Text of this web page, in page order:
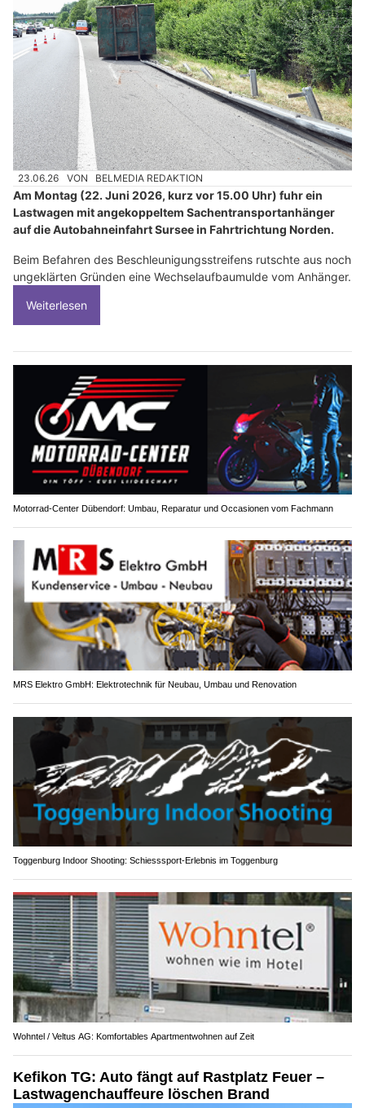
23.06.26 VON BELMEDIA REDAKTION
Am Montag (22. Juni 2026, kurz vor 15.00 Uhr) fuhr ein
Lastwagen mit angekoppeltem Sachentransportanhänger
auf die Autobahneinfahrt Sursee in Fahrtrichtung Norden.
Beim Befahren des Beschleunigungsstreifens rutschte aus noch
ungeklärten Gründen eine Wechselaufbaumulde vom Anhänger.
Weiterlesen
Motorrad-Center Dübendorf: Umbau, Reparatur und Occasionen vom Fachmann
MRS Elektro GmbH: Elektrotechnik für Neubau, Umbau und Renovation
Toggenburg Indoor Shooting: Schiesssport-Erlebnis im Toggenburg
Wohntel / Veltus AG: Komfortables Apartmentwohnen auf Zeit
Kefikon TG: Auto fängt auf Rastplatz Feuer –
Lastwagenchauffeure löschen Brand